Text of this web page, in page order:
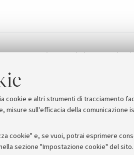
e altri strumenti di tracciamento
sull'efficacia della comunicazione
cookie" e, se vuoi, potrai esprimere
sezione "Impostazione cookie" del sito.
Il decennale